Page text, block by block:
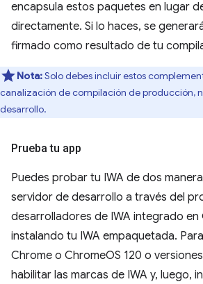
encapsula estos paquetes en lugar
directamente. Si lo haces, se
firmado como resultado de tu
Nota:Solo debes incluir estos
canalización de compilación de producción,
desarrollo.
Prueba tu app
Puedes probar tu IWA de dos
servidor de desarrollo a través del
desarrolladores de IWA integrado en
instalando tu IWA empaquetada.
Chrome o ChromeOS 120 o
habilitar las marcas de IWA y, luego,